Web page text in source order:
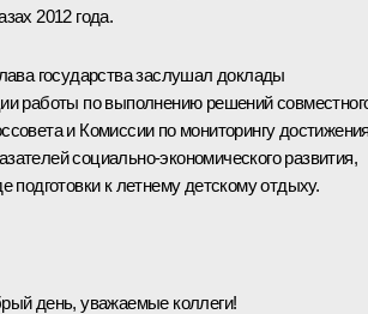
2012 года.
государства заслушал доклады
работы по выполнению решений
и Комиссии по мониторингу
социально-экономического развития,
подготовки к летнему детскому отдыху.
день, уважаемые коллеги!